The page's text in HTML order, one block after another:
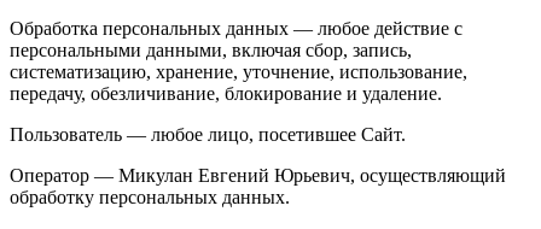
Обработка персональных данных — любое действие с
персональными данными, включая сбор, запись,
систематизацию, хранение, уточнение, использование,
передачу, обезличивание, блокирование и удаление.
Пользователь — любое лицо, посетившее Сайт.
Оператор — Микулан Евгений Юрьевич, осуществляющий
обработку персональных данных.